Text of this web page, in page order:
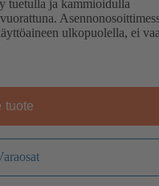
tuetulla ja kammioidulla
ulkopuolella, ei
tuote